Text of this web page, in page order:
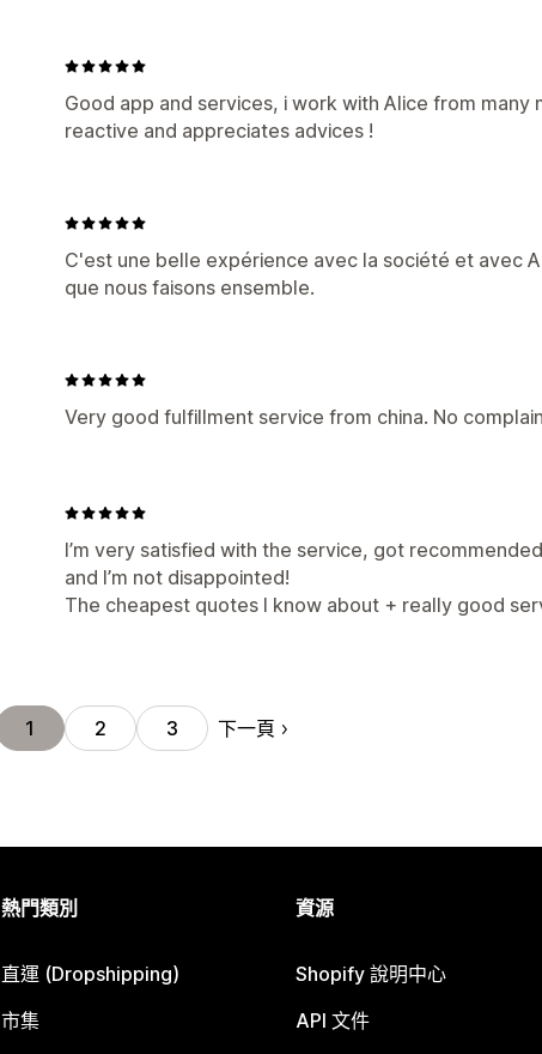
Good app and services, i work with Alice from many
reactive and appreciates advices !
C'est une belle expérience avec la société et avec
que nous faisons ensemble.
Very good fulfillment service from china. No
I’m very satisfied with the service, got
and I’m not disappointed!
The cheapest quotes I know about + really good
1 2 3 下一頁
熱門類別
直運 (Dropshipping)
市集
資源
Shopify 說明中心
API 文件